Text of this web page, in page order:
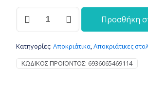
Αποκριάτικη
στολή
(Νο6)
ποσότητα
Προσθήκη
Κατηγορίες: Αποκριάτικα,Αποκριάτικες
ΚΩΔΙΚΌΣ ΠΡΟΪΌΝΤΟΣ: 6936065469114